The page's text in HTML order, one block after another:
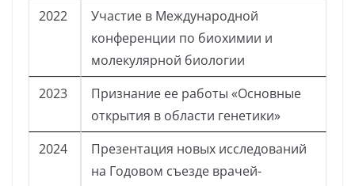
2022
Участие в Международной
конференции по биохимии и
молекулярной биологии
2023
Признание ее работы «Основные
открытия в области генетики»
2024
Презентация новых исследований
на Годовом съезде врачей-